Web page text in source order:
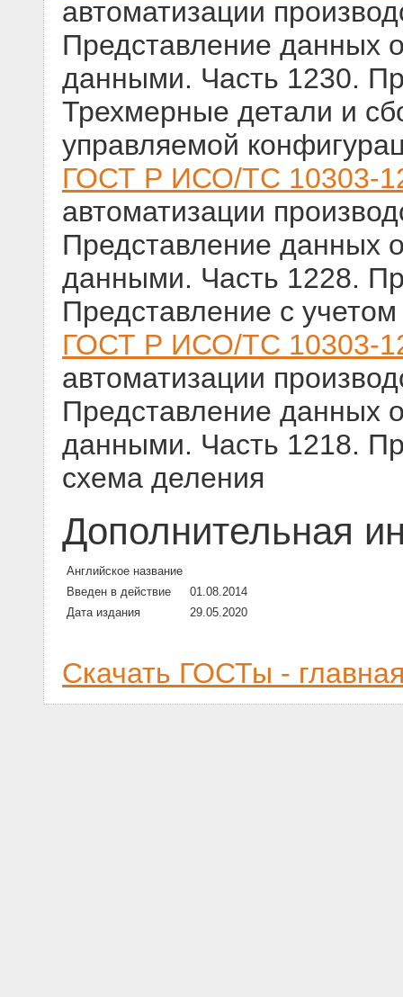
автоматизации
Представление данных
данными. Часть 1230.
Трехмерные детали и
управляемой
ГОСТ Р ИСО/ТС 10303-
автоматизации
Представление данных
данными. Часть 1228.
Представление с
ГОСТ Р ИСО/ТС 10303-
автоматизации
Представление данных
данными. Часть 1218.
схема деления
Дополнительная
Английское название
Введен в действие
01.08.2014
Дата издания
29.05.2020
Скачать ГОСТы -